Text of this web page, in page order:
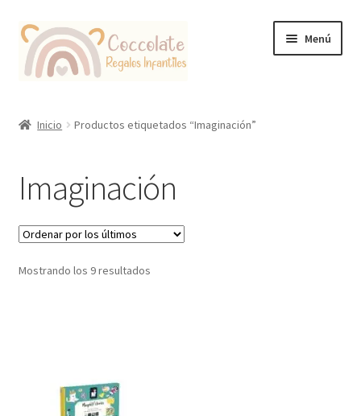
Ir
la
Ir
contenido
Menú
Inicio Productos etiquetados “Imaginación”
Imaginación
Mostrando los 9 resultadosOrdenado